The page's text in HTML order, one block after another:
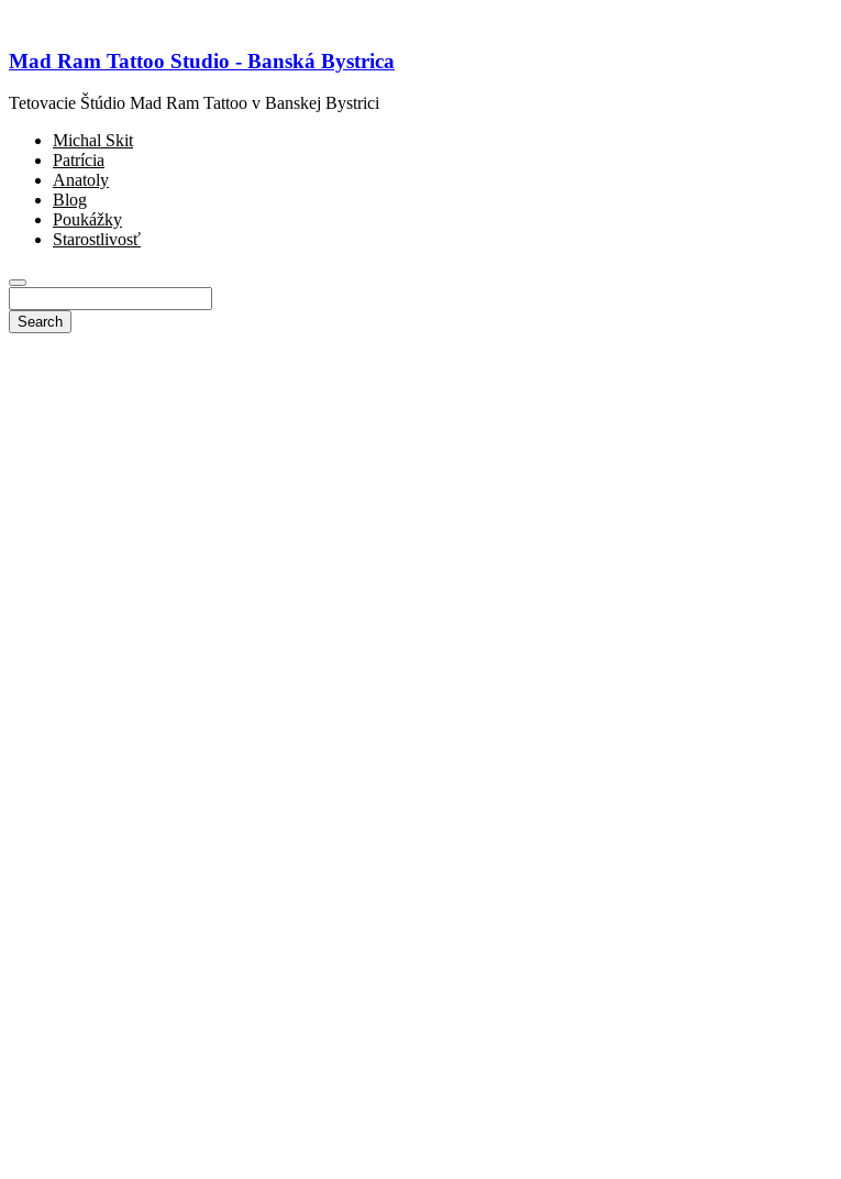
Mad Ram Tattoo Studio - Banská Bystrica
Tetovacie Štúdio Mad Ram Tattoo v Banskej Bystrici
Michal Skit
Patrícia
Anatoly
Blog
Poukážky
Starostlivosť